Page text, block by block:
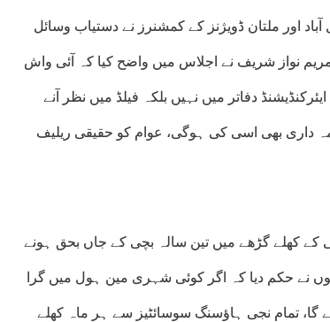
اور ملتان ڈویژنز کے کمشنرز نے دستیاب وسائل
نواز شریف نے اجلاس میں واضح کیا کہ آئی واش
دفاتر میں نہیں بلکہ فیلڈ میں نظر آنے
داری بھی اسی کی ہوگی، عوام کو حقیقی ریلیف
کے کھلے گڑھے میں تین سالہ بچی کے جاں بحق ہونے
نے حکم دیا کہ اگر کوئی شہری مین ہول میں گرا
گا، تمام نجی ہاﺅسنگ سوسائٹیز سے ہر ماہ کھلے